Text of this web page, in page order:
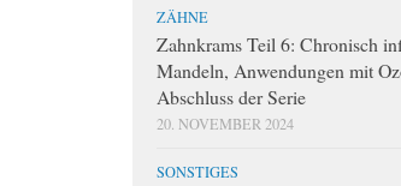
ZÄHNE
Zahnkrams Teil 6: Chronisch
Mandeln, Anwendungen mit
Abschluss der Serie
20. NOVEMBER 2024
SONSTIGES